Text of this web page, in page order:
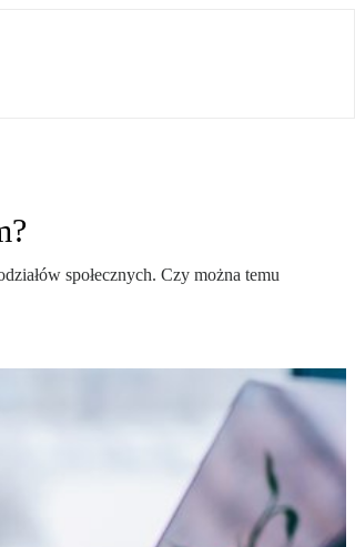
społecznych. Czy można temu